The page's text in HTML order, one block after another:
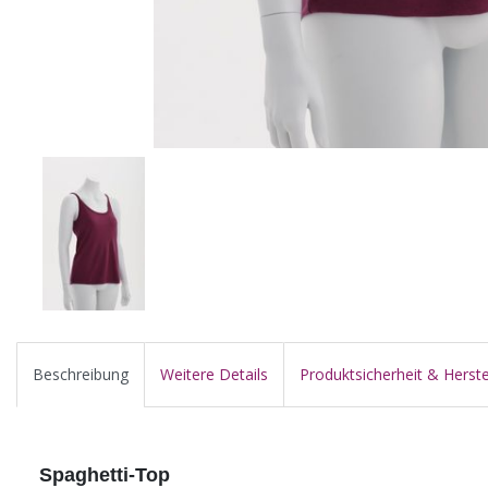
Beschreibung Weitere Details Produktsicherheit &
Spaghetti-Top